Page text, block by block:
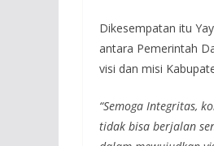
Dikesempatan itu
antara Pemerintah
visi dan misi
“Semoga Integritas,
tidak bisa berjalan